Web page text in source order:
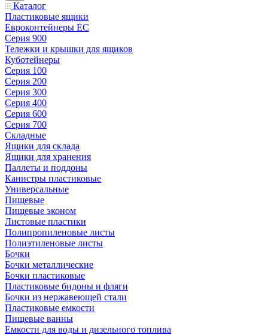
Каталог
Пластиковые ящики
Евроконтейнеры ЕС
Серия 900
Тележки и крышки для ящиков
Куботейнеры
Серия 100
Серия 200
Серия 300
Серия 400
Серия 600
Серия 700
Складные
Ящики для склада
Ящики для хранения
Паллеты и поддоны
Канистры пластиковые
Универсальные
Пищевые
Пищевые эконом
Листовые пластики
Полипропиленовые листы
Полиэтиленовые листы
Бочки
Бочки металлические
Бочки пластиковые
Пластиковые бидоны и фляги
Бочки из нержавеющей стали
Пластиковые емкости
Пищевые ванны
Емкости для воды и дизельного топлива